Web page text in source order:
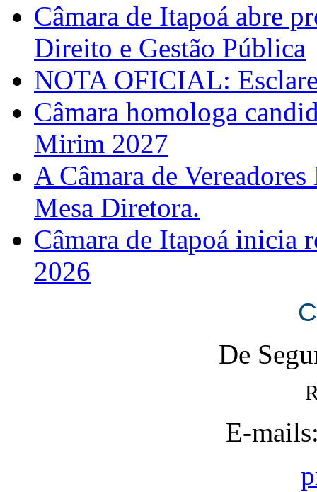
Câmara de Itapoá abre
Direito e Gestão Pública
NOTA OFICIAL:
Câmara homologa
Mirim 2027
A Câmara de
Mesa Diretora.
Câmara de Itapoá inicia
2026
De
E-